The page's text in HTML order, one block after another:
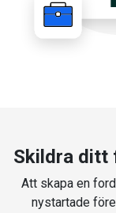
Skildra ditt
Att skapa en
nystartade